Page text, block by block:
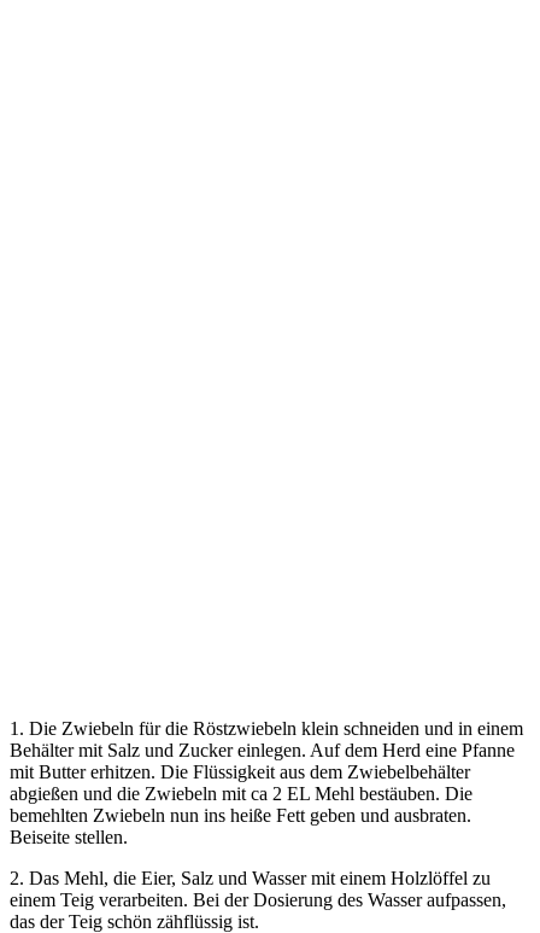
1. Die Zwiebeln für die Röstzwiebeln klein schneiden und in einem
Behälter mit Salz und Zucker einlegen. Auf dem Herd eine Pfanne
mit Butter erhitzen. Die Flüssigkeit aus dem Zwiebelbehälter
abgießen und die Zwiebeln mit ca 2 EL Mehl bestäuben. Die
bemehlten Zwiebeln nun ins heiße Fett geben und ausbraten.
Beiseite stellen.
2. Das Mehl, die Eier, Salz und Wasser mit einem Holzlöffel zu
einem Teig verarbeiten. Bei der Dosierung des Wasser aufpassen,
das der Teig schön zähflüssig ist.